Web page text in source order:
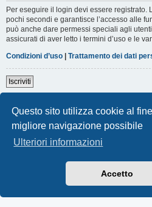
Questo sito utilizza cookie al
migliore navigazione possibile
Ulteriori informazioni
Accetto
Per eseguire il login devi essere registrato.
pochi secondi e garantisce l’accesso alle
può anche dare permessi speciali agli
assicurati di aver letto i termini d’uso e le
Condizioni d’uso | Trattamento dei dati
Iscriviti
Indice Contattaci
Traduzione Italiana